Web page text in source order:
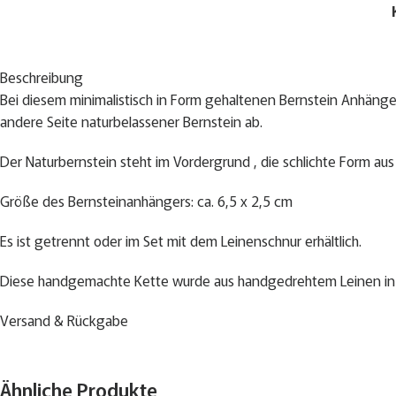
Beschreibung
Bei diesem minimalistisch in Form gehaltenen Bernstein
andere Seite naturbelassener Bernstein ab.
Der Naturbernstein steht im Vordergrund , die schlichte Form
Größe des Bernsteinanhängers: ca. 6,5 x 2,5 cm
Es ist getrennt oder im Set mit dem Leinenschnur erhältlich.
Diese handgemachte Kette wurde aus handgedrehtem Leinen
Durchmesser der Magnetschliesse 0,6 cm
Versand & Rückgabe
Ähnliche Produkte